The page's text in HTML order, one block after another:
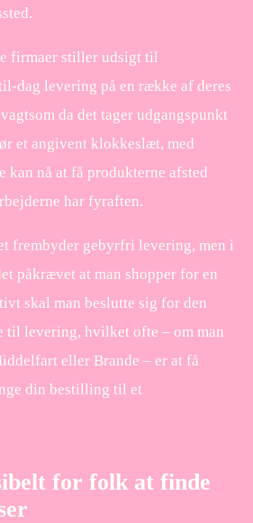
firmaer stiller udsigt til
dag levering på en række af deres
da det tager udgangspunkt
et angivent klokkeslæt, med
kan nå at få produkterne afsted
har fyraften.
frembyder gebyrfri levering, men i
påkrævet at man shopper for en
skal man beslutte sig for den
til levering, hvilket ofte – om man
eller Brande – er at få
din bestilling til et
for folk at finde